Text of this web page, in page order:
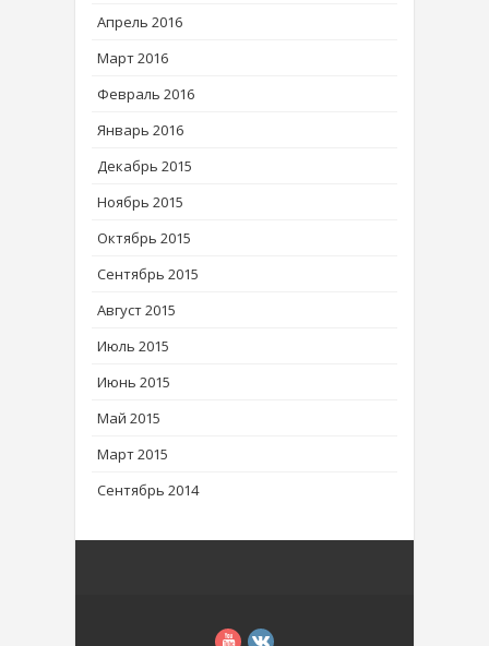
Апрель 2016
Март 2016
Февраль 2016
Январь 2016
Декабрь 2015
Ноябрь 2015
Октябрь 2015
Сентябрь 2015
Август 2015
Июль 2015
Июнь 2015
Май 2015
Март 2015
Сентябрь 2014